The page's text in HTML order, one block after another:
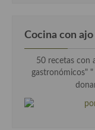
Cocina con
50 recetas con
gastronómicos" "